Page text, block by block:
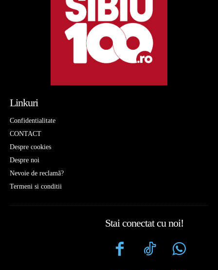
Linkuri
Confidentialitate
CONTACT
Despre cookies
Despre noi
Nevoie de reclamă?
Termeni si conditii
Stai conectat cu noi!